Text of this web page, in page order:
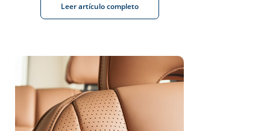
Leer artículo completo